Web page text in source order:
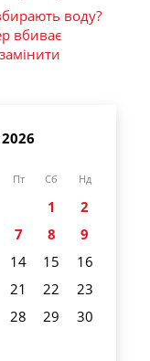
воду?
вбиває
Пт Сб Нд
1
2
7 8
9
14 15
16
21 22
23
28 29
30